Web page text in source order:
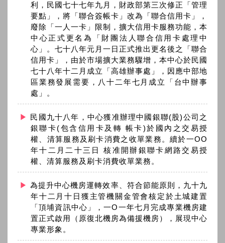
利，民國七十七年九月，財政部第三次修正「管理
要點」，將「聯合簽帳卡」改為「聯合信用卡」，
廢除「一人一卡」限制，擴大信用卡服務功能，本
中心正式更名為「財團法人聯合信用卡處理中
心」。七十八年元月一日正式推出更名後之「聯合
信用卡」，由於市場擴大業務驟增，本中心於民國
七十八年十二月成立「高雄辦事處」，因應中部地
區業務發展需要，八十二年七月成立「台中辦事
處」。
民國九十八年，中心獲准辦理中國銀聯(股)公司之
銀聯卡(包含信用卡及轉 帳卡)於國內之交易授
權、清算服務及刷卡消費之收單業務。續於一OO
年十二月二十三日 核准開辦銀聯卡網路交易授
權、清算服務及刷卡消費收單業務。
為提升中心機房運轉效率、符合節能原則，九十九
年十二月十日獲主管機關金管會核定於土城建置
「頂埔資訊中心」，一O一年七月完成專業機房建
置正式啟用（原復北機房為備援機房），展現中心
專業形象。